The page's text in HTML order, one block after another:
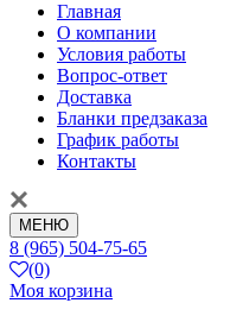
Главная
О компании
Условия работы
Вопрос-ответ
Доставка
Бланки предзаказа
График работы
Контакты
МЕНЮ
8 (965) 504-75-65
(0)
Моя корзина